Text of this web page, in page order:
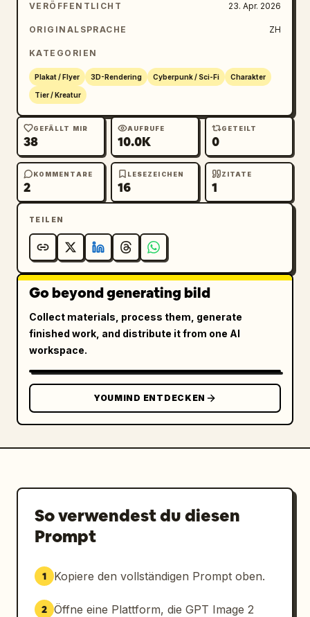
VERÖFFENTLICHT 23. Apr. 2026
ORIGINALSPRACHE ZH
KATEGORIEN
Plakat / Flyer 3D-Rendering Cyberpunk / Sci-Fi Charakter
Tier / Kreatur
GEFÄLLT MIR
38
AUFRUFE
10.0K
GETEILT
0
KOMMENTARE
2
LESEZEICHEN
16
ZITATE
1
TEILEN
Go beyond generating bild
Collect materials, process them, generate
finished work, and distribute it from one AI
workspace.
YOUMIND ENTDECKEN
So verwendest du diesen
Prompt
1 Kopiere den vollständigen Prompt oben.
2 Öffne eine Plattform, die GPT Image 2